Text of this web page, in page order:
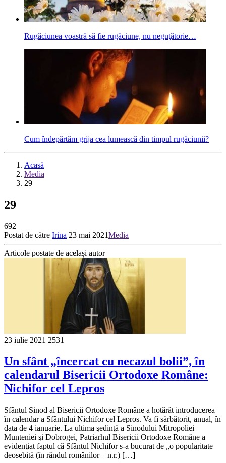
Rugăciunea voastră să fie rugăciune, nu neguţătorie…
Cum îndepărtăm grija cea lumească din timpul rugăciunii?
Acasă
Media
29
29
692
Postat de către Irina 23 mai 2021Media
Articole postate de același autor
23 iulie 2021 2531
Un sfânt „încercat cu necazul bolii”, în
calendarul Bisericii Ortodoxe Române:
Nichifor cel Lepros
Sfântul Sinod al Bisericii Ortodoxe Române a hotărât introducerea
în calendar a Sfântului Nichifor cel Lepros. Va fi sărbătorit, anual, în
data de 4 ianuarie. La ultima şedinţă a Sinodului Mitropoliei
Munteniei şi Dobrogei, Patriarhul Bisericii Ortodoxe Române a
evidenţiat faptul că Sfântul Nichifor s-a bucurat de „o popularitate
deosebită (în rândul românilor – n.r.) […]